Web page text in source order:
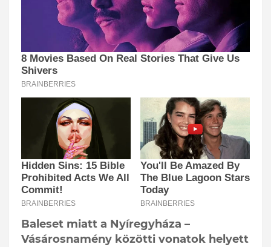
Baleset miatt a Nyíregyháza –
Vásárosnamény közötti vonatok helyett